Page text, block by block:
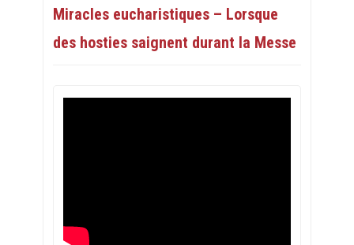
Miracles eucharistiques – Lorsque
des hosties saignent durant la Messe